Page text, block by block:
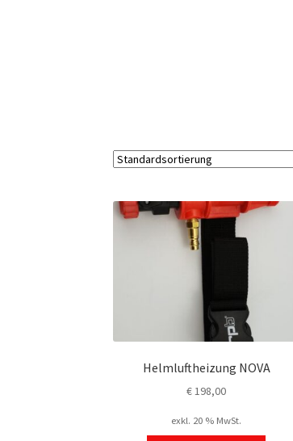
Helmluftheizung NOVA
€198,00
exkl. 20 % MwSt.